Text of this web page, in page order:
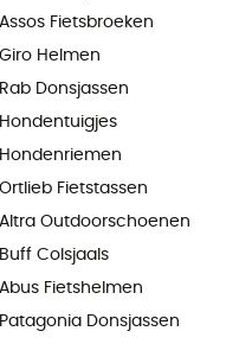
Assos Fietsbroeken
Giro Helmen
Rab Donsjassen
Hondentuigjes
Hondenriemen
Ortlieb Fietstassen
Altra Outdoorschoenen
Buff Colsjaals
Abus Fietshelmen
Patagonia Donsjassen